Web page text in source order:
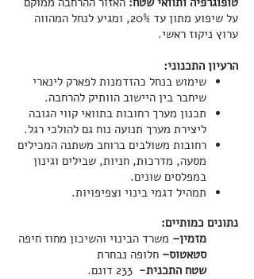
על שיפוע מתון עד 20%, ומגיע לנחל המהווה
ערוץ ניקוז ראשי.
הרעיון התכנוני:
שימוש בנחל כהזדמנות לפארק לינארי
שיחבר בין היישוב הוותיק להרחבה.
תכנון מערך רחובות בתוואי קווי הגובה
ליצירת מערך תנועה נוח גם להולכי רגל.
רחובות משולבים ברוחב משתנה המכילים
מסעה, מדרכות, חניות, שבילים וגינון
במפלסים שונים.
תמהיל דגמי בינוי וצפיפויות.
נתונים כמותיים:
מזמין– משרד הבינוי והשיכון מחוז חיפה
סטאטוס– חלופה נבחרת
שטח התכנית-